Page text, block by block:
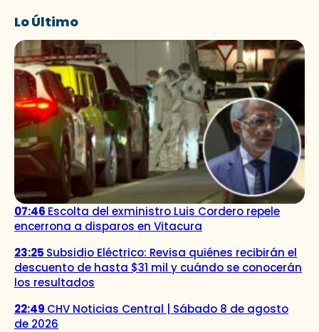
Lo Último
07:46 Escolta del exministro Luis Cordero repele
encerrona a disparos en Vitacura
23:25 Subsidio Eléctrico: Revisa quiénes recibirán el
descuento de hasta $31 mil y cuándo se conocerán
los resultados
22:49 CHV Noticias Central | Sábado 8 de agosto
de 2026